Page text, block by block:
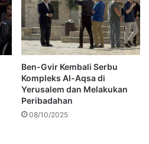
Ben-Gvir Kembali Serbu
Kompleks Al-Aqsa di
Yerusalem dan Melakukan
Peribadahan
08/10/2025